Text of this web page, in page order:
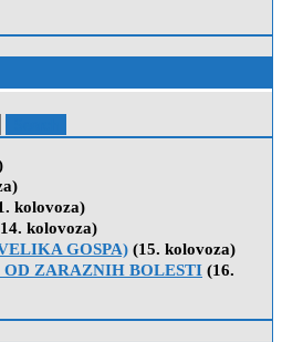
kolovoza)
kolovoza)
GOSPA) (15. kolovoza)
ZARAZNIH BOLESTI (16.